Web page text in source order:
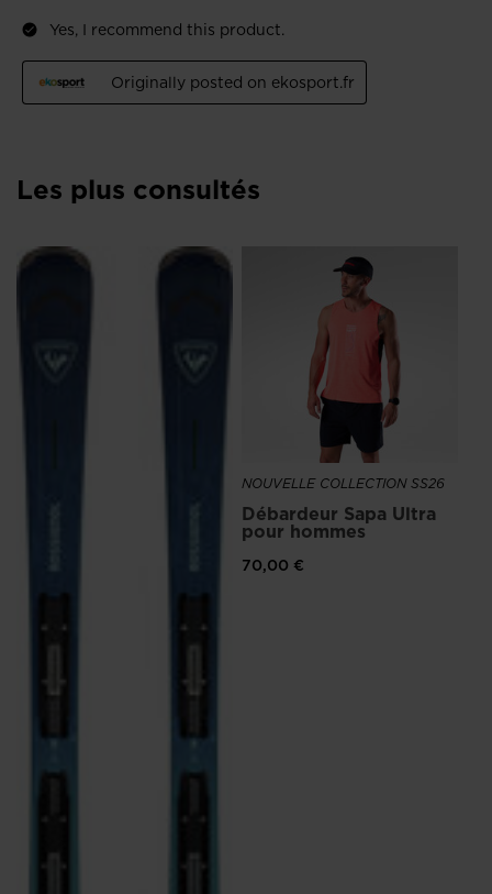
Les plus consultés
NOUVELLE COLLECTION SS26
Débardeur Sapa Ultra
pour hommes
70,00 €